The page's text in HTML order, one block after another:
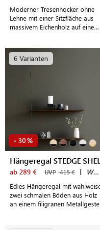
Moderner Tresenhocker ohne
Lehne mit einer Sitzfläche aus
massivem Eichenholz auf einem
6 Varianten
- 30%
Hängeregal STEDGE
ab 289 € UVP 415 € | WOUD
Edles Hängeregal mit
zwei schmalen Böden aus Holz
an einem filigranen